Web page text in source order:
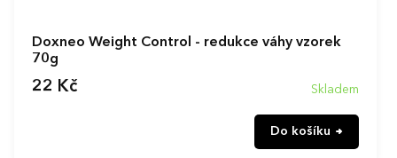
Doxneo Weight Control - redukce váhy vzorek
70g
Skladem
22 Kč
Do košíku